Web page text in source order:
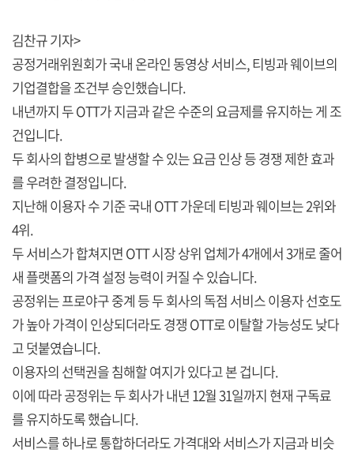
김찬규 기자>
공정거래위원회가 국내 온라인 동영상 서비스, 티빙과 웨이브의
기업결합을 조건부 승인했습니다.
내년까지 두 OTT가 지금과 같은 수준의 요금제를 유지하는 게 조
건입니다.
두 회사의 합병으로 발생할 수 있는 요금 인상 등 경쟁 제한 효과
를 우려한 결정입니다.
지난해 이용자 수 기준 국내 OTT 가운데 티빙과 웨이브는 2위와
4위.
두 서비스가 합쳐지면 OTT 시장 상위 업체가 4개에서 3개로 줄어
새 플랫폼의 가격 설정 능력이 커질 수 있습니다.
공정위는 프로야구 중계 등 두 회사의 독점 서비스 이용자 선호도
가 높아 가격이 인상되더라도 경쟁 OTT로 이탈할 가능성도 낮다
고 덧붙였습니다.
이용자의 선택권을 침해할 여지가 있다고 본 겁니다.
이에 따라 공정위는 두 회사가 내년 12월 31일까지 현재 구독료
를 유지하도록 했습니다.
서비스를 하나로 통합하더라도 가격대와 서비스가 지금과 비슷